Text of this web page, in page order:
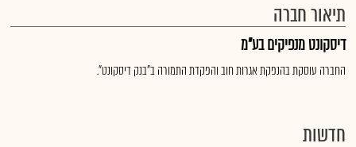
תיאור חברה
דיסקונט מנפיקים בע"מ
החברה עוסקת בהנפקת אגרות חוב והפקדת התמורה ב"בנק דיסקונט".
חדשות